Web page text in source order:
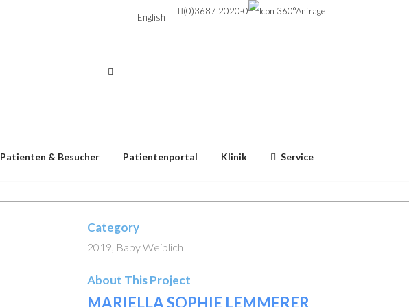
English
(0)3687 2020-0 Anfrage
Patienten & Besucher Patientenportal Klinik Service
Category
2019, Baby Weiblich
About This Project
MARIELLA SOPHIE LEMMERER